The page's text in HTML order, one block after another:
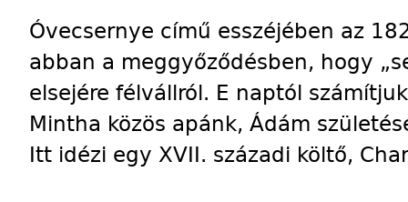
Óvecsernye című esszéjében az
abban a meggyőződésben, hogy
elsejére félvállról. E naptól
Mintha közös apánk, Ádám
Itt idézi egy XVII. századi költő,